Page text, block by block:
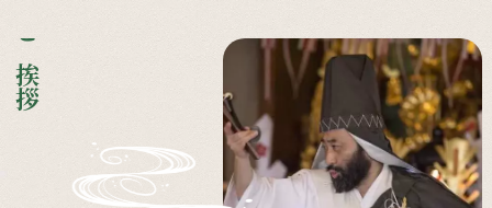
ご挨拶